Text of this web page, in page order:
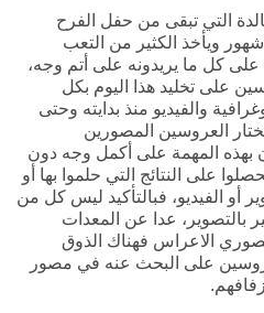
التي تبقى من حفل الفرح
ويأخذ الكثير من التعب
كل ما يريدونه على أتم وجه،
على تخليد هذا اليوم بكل
والفيديو منذ بدايته وحتى
العروسين المصورين
بهذه المهمة على أكمل وجه دون
على النتائج التي حلموا بها أو
أو الفيديو، فبالتأكيد ليس كل من
بالتصوير، عدا عن المعدات
الاعراس فهناك الذوق
على البحث عنه في مصور